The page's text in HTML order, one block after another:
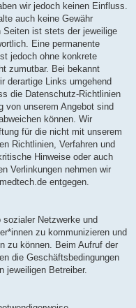
wir jedoch keinen Einfluss.
auch keine Gewähr
Seiten ist stets der jeweilige
Eine permanente
jedoch ohne konkrete
zumutbar. Bei bekannt
derartige Links umgehend
die Datenschutz-Richtlinien
von unserem Angebot sind
können. Wir
für die nicht mit unserem
Richtlinien, Verfahren und
Hinweise oder auch
Verlinkungen nehmen wir
entgegen.
Netzwerke und
zu kommunizieren und
zu können. Beim Aufruf der
die Geschäftsbedingungen
jeweiligen Betreiber.